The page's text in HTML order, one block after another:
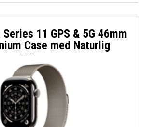
11 GPS & 5G 46mm
Case med Naturlig
- M/L